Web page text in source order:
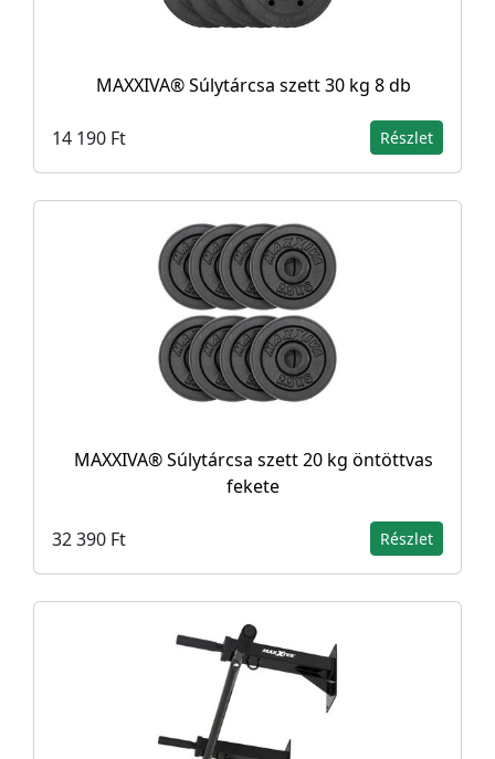
MAXXIVA® Súlytárcsa szett 30 kg 8 db
14 190 Ft Részlet
MAXXIVA® Súlytárcsa szett 20 kg öntöttvas
fekete
32 390 Ft Részlet